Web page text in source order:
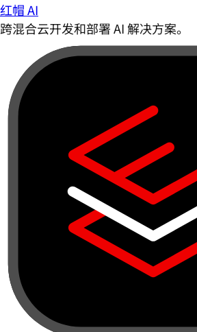
红帽 AI
跨混合云开发和部署 AI 解决方案。